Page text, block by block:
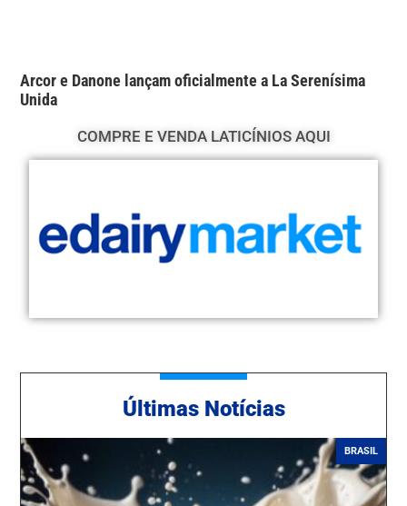
Arcor e Danone lançam oficialmente a La Serenísima
Unida
COMPRE E VENDA LATICÍNIOS AQUI
Ú ltimas Notícias
BRASIL